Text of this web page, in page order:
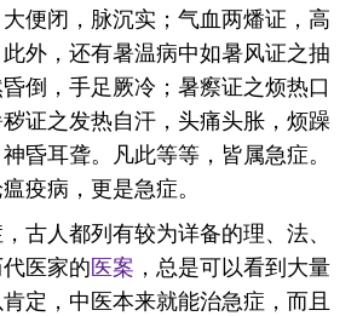
便闭，脉沉实；气血两燔证，高
外，还有暑温病中如暑风证之抽
倒，手足厥冷；暑瘵证之烦热口
证之发热自汗，头痛头胀，烦躁
昏耳聋。凡此等等，皆属急症。
疫病，更是急症。
古人都列有较为详备的理、法、
医家的医案 ，总是可以看到大量
定，中医本来就能治急症，而且